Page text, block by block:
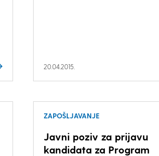
20.04.2015.
ZAPOŠLJAVANJE
Javni poziv za prijavu
kandidata za Program